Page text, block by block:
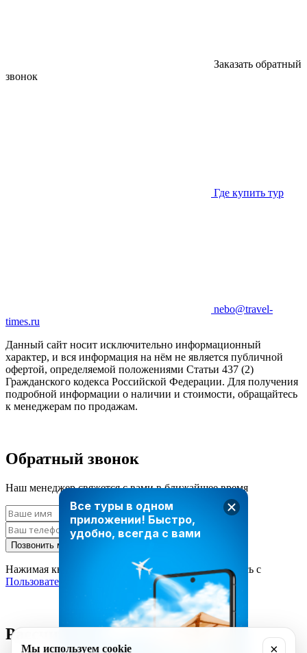
Все туры в одном
приложении! Быстро,
удобно, всегда с вами
Заказать обратный
звонок
Где купить тур
nebo@travel-
times.ru
Данный сайт носит исключительно информационный
характер, и вся информация на нём не является публичной
офертой, определяемой положениями Статьи 437 (2)
Гражданского кодекса Российской Федерации. Для получения
подробной информации о наличии и стоимости, обращайтесь
к менеджерам по продажам.
Обратный звонок
Наш менеджер свяжется с вами в ближайшее время
Позвонить мне
Нажимая кнопку «Позвонить мне», вы соглашаетесь с
Пользовательским соглашением
Рассчитать стоимость тура
Мы используем cookie ×